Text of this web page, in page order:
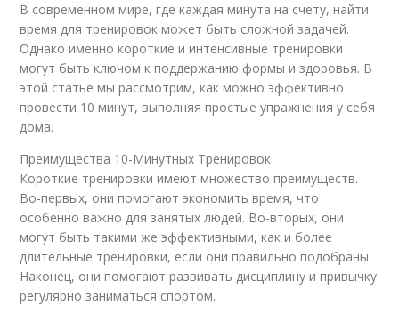
В современном мире, где каждая минута на счету, найти
время для тренировок может быть сложной задачей.
Однако именно короткие и интенсивные тренировки
могут быть ключом к поддержанию формы и здоровья. В
этой статье мы рассмотрим, как можно эффективно
провести 10 минут, выполняя простые упражнения у себя
дома.
Преимущества 10-Минутных Тренировок
Короткие тренировки имеют множество преимуществ.
Во-первых, они помогают экономить время, что
особенно важно для занятых людей. Во-вторых, они
могут быть такими же эффективными, как и более
длительные тренировки, если они правильно подобраны.
Наконец, они помогают развивать дисциплину и привычку
регулярно заниматься спортом.